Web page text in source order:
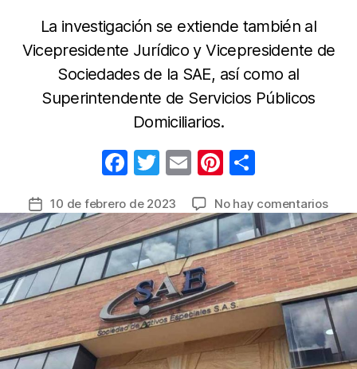
La investigación se extiende también al
Vicepresidente Jurídico y Vicepresidente de
Sociedades de la SAE, así como al
Superintendente de Servicios Públicos
Domiciliarios.
F
c
e
b
o
o
k
T
itt
er
E
ail
Pi
er
e
st
m
p
ar
tir
Fecha
de
la
entrada
10 de febrero de 2023 No hay comentariosen
abre
el
de
la